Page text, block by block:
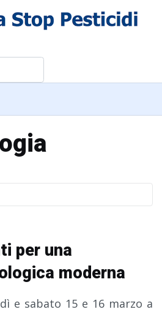
per una
moderna
e sabato 15 e 16 marzo a